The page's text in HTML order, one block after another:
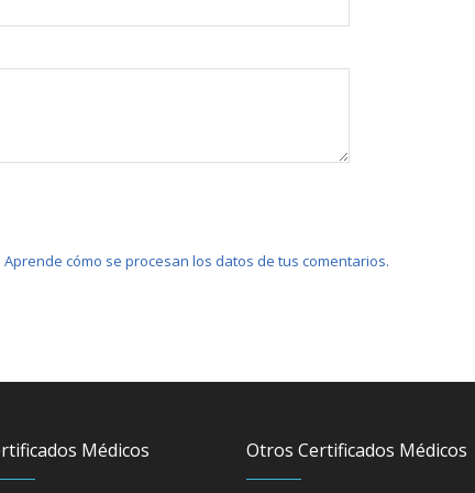
Aprende cómo se procesan los datos de tus comentarios.
Médicos Otros Certificados Médicos